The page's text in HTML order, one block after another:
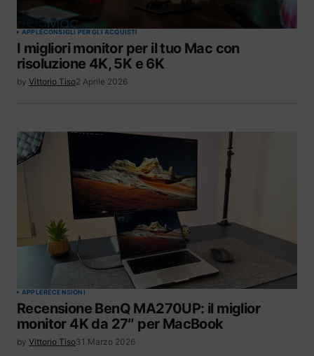
APPLECONSIGLI PER GLI ACQUISTI
I migliori monitor per il tuo Mac con
risoluzione 4K, 5K e 6K
by Vittorio Tiso2 Aprile 2026
APPLERECENSIONI
Recensione BenQ MA270UP: il miglior
monitor 4K da 27″ per MacBook
by Vittorio Tiso31 Marzo 2026